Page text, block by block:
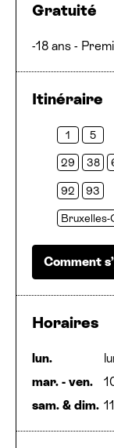
Gratuité
-18 ans -
Itinéraire
Métros
1 5
Bus
29 38
Trams
92 93
Arrêt
Comment
Horaires
lun.
mar. - ven.
sam. & dim.